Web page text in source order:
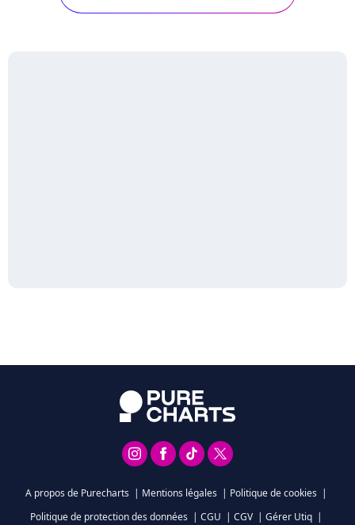
A propos de Purecharts | Mentions légales | Politique de cookies |
Politique de protection des données | CGU | CGV | Gérer Utiq |